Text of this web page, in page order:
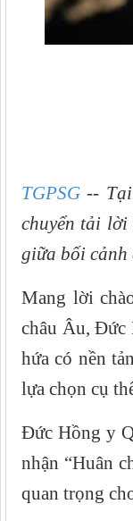
TGPSG--
chuyển tải lời
giữa bối cảnh
Mang lời
châu Âu, Đức
hứa có nền
lựa chọn cụ
Đức Hồng y
nhận “Huân
quan trọng